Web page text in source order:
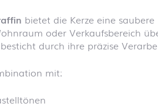
bietet die Kerze eine
oder Verkaufsbereich
durch ihre präzise
mit: